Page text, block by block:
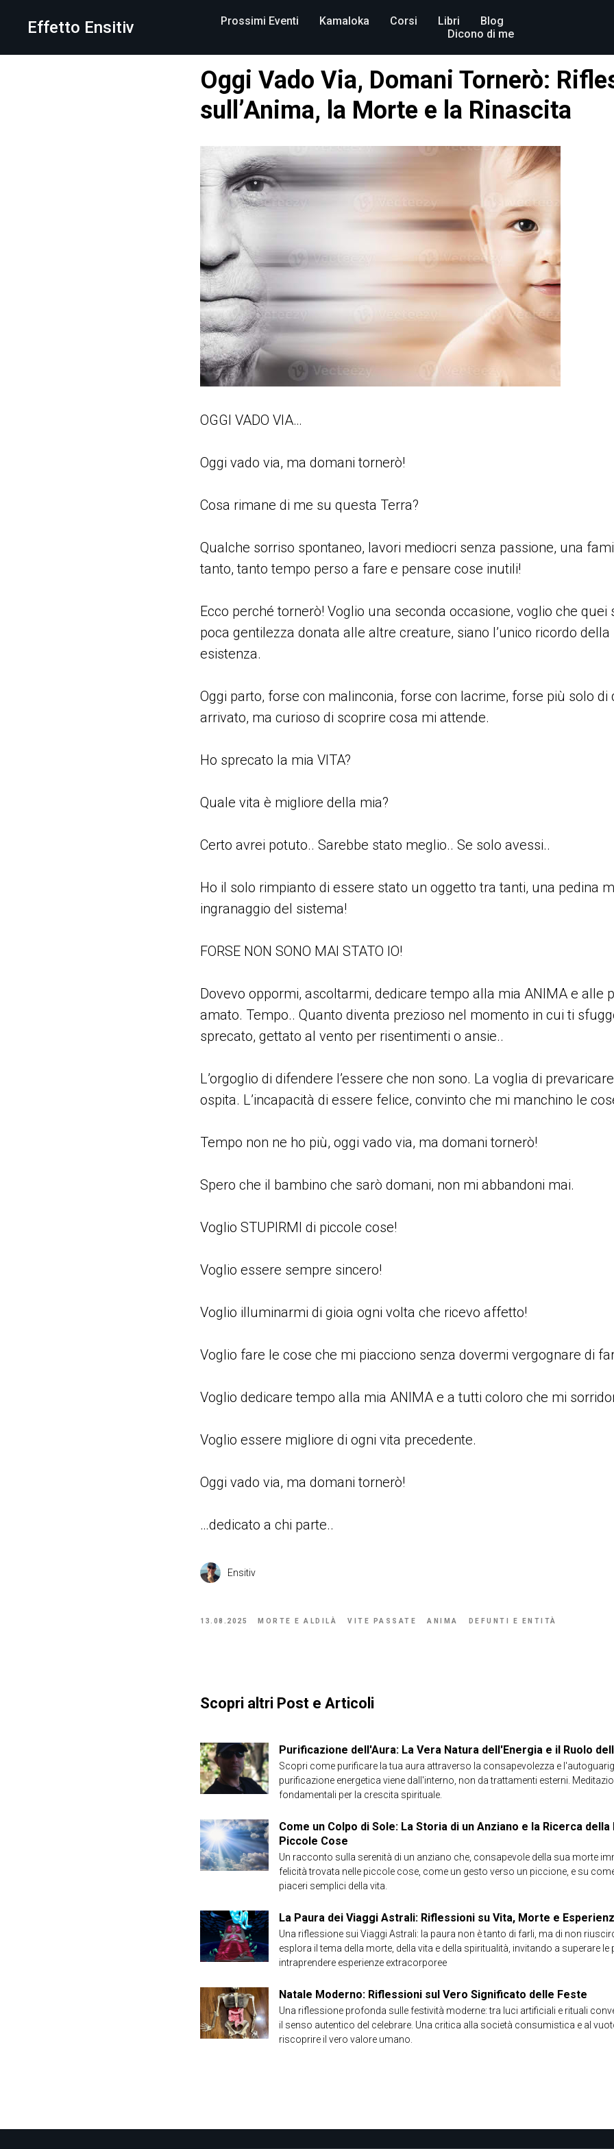
Effetto Ensitiv Prossimi Eventi Kamaloka Corsi Libri
Blog
Dicono di me
Oggi Vado Via, Domani Tornerò:
sull’Anima, la Morte e la Rinascita
OGGI VADO VIA…
Oggi vado via, ma domani tornerò!
Cosa rimane di me su questa Terra?
Qualche sorriso spontaneo, lavori mediocri senza passione, una
tanto, tanto tempo perso a fare e pensare cose inutili!
Ecco perché tornerò! Voglio una seconda occasione, voglio che quei
poca gentilezza donata alle altre creature, siano l’unico ricordo
esistenza.
Oggi parto, forse con malinconia, forse con lacrime, forse più solo di
arrivato, ma curioso di scoprire cosa mi attende.
Ho sprecato la mia VITA?
Quale vita è migliore della mia?
Certo avrei potuto.. Sarebbe stato meglio.. Se solo avessi..
Ho il solo rimpianto di essere stato un oggetto tra tanti, una pedina
ingranaggio del sistema!
FORSE NON SONO MAI STATO IO!
Dovevo oppormi, ascoltarmi, dedicare tempo alla mia ANIMA e alle
amato. Tempo.. Quanto diventa prezioso nel momento in cui ti
sprecato, gettato al vento per risentimenti o ansie..
L’orgoglio di difendere l’essere che non sono. La voglia di
ospita. L’incapacità di essere felice, convinto che mi manchino le
Tempo non ne ho più, oggi vado via, ma domani tornerò!
Spero che il bambino che sarò domani, non mi abbandoni mai.
Voglio STUPIRMI di piccole cose!
Voglio essere sempre sincero!
Voglio illuminarmi di gioia ogni volta che ricevo affetto!
Voglio fare le cose che mi piacciono senza dovermi vergognare di
Voglio dedicare tempo alla mia ANIMA e a tutti coloro che mi
Voglio essere migliore di ogni vita precedente.
Oggi vado via, ma domani tornerò!
…dedicato a chi parte..
Ensitiv
13.08.2025 MORTE E ALDILÀ VITE PASSATE ANIMA DEFUNTI E ENTITÀ
Scopri altri Post e Articoli
Purificazione dell'Aura: La Vera Natura dell'Energia e il Ruolo
Scopri come purificare la tua aura attraverso la consapevolezza e
purificazione energetica viene dall'interno, non da trattamenti esterni.
fondamentali per la crescita spirituale.
Come un Colpo di Sole: La Storia di un Anziano e la Ricerca
Piccole Cose
Un racconto sulla serenità di un anziano che, consapevole della sua morte
felicità trovata nelle piccole cose, come un gesto verso un piccione, e su
piaceri semplici della vita.
La Paura dei Viaggi Astrali: Riflessioni su Vita, Morte e
Una riflessione sui Viaggi Astrali: la paura non è tanto di farli, ma di non
esplora il tema della morte, della vita e della spiritualità, invitando a superare le
intraprendere esperienze extracorporee
Natale Moderno: Riflessioni sul Vero Significato delle Feste
Una riflessione profonda sulle festività moderne: tra luci artificiali e rituali
il senso autentico del celebrare. Una critica alla società consumistica e al
riscoprire il vero valore umano.